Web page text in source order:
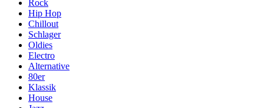
Rock
Hip Hop
Chillout
Schlager
Oldies
Electro
Alternative
80er
Klassik
House